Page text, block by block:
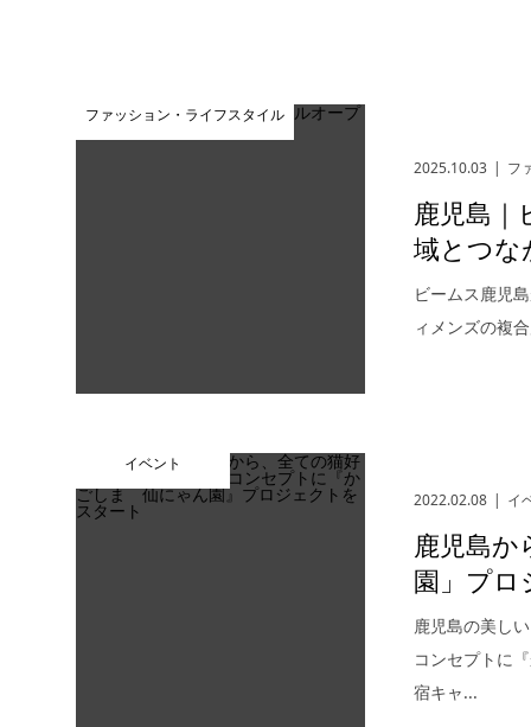
ファッション・ライフスタイル
2025.10.03 フ
鹿児島｜
域とつな
ビームス鹿児
ィメンズの複
イベント
2022.02.08
イ
鹿児島
園」プロ
鹿児島の美し
コンセプトに
宿キャ...